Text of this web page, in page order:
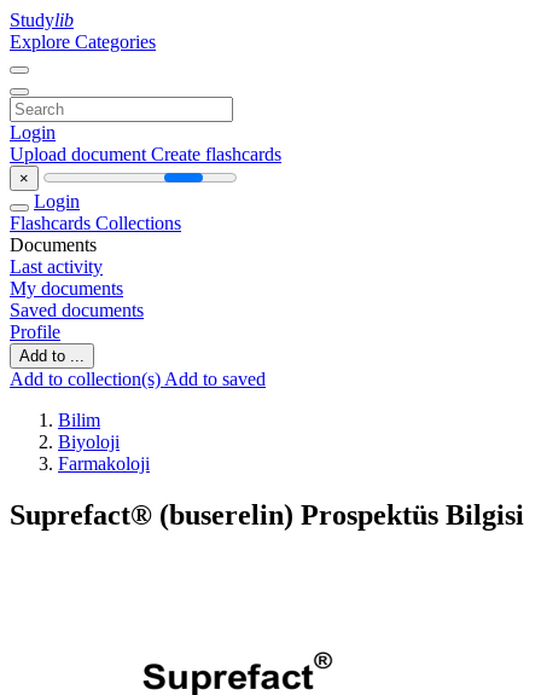
Studylib
Explore Categories
Login
Upload document Create flashcards
×
Login
Flashcards Collections
Documents
Last activity
My documents
Saved documents
Profile
Add to ...
Add to collection(s) Add to saved
Bilim
Biyoloji
Farmakoloji
Suprefact® (buserelin) Prospektüs Bilgisi